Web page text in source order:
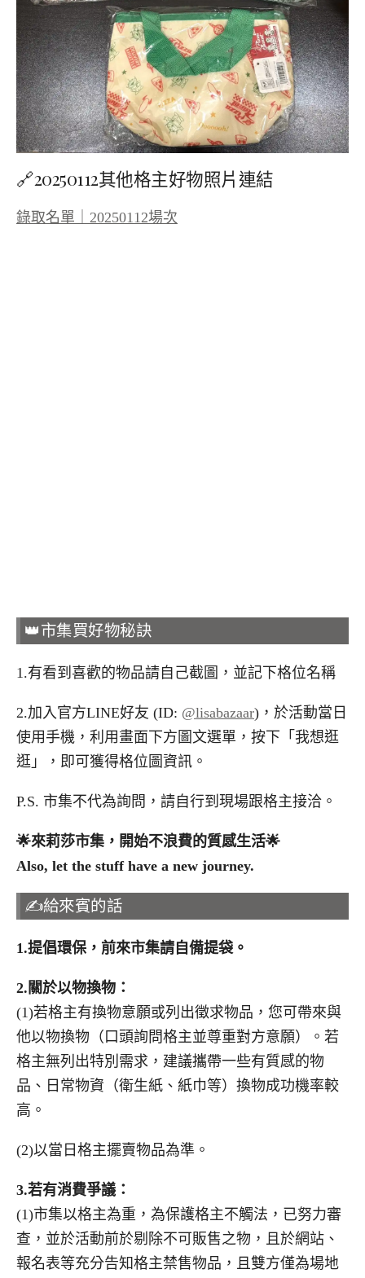
🔗20250112其他格主好物照片連結
錄取名單｜20250112場次
👑市集買好物秘訣
1.有看到喜歡的物品請自己截圖，並記下格位名稱
2.加入官方LINE好友 (ID: @lisabazaar)，於活動當日
使用手機，利用畫面下方圖文選單，按下「我想逛
逛」，即可獲得格位圖資訊。
P.S. 市集不代為詢問，請自行到現場跟格主接洽。
🌟來莉莎市集，開始不浪費的質感生活🌟
Also, let the stuff have a new journey.
✍️給來賓的話
1.提倡環保，前來市集請自備提袋。
2. 關於以物換物：
(1)若格主有換物意願或列出徵求物品，您可帶來與
他以物換物（口頭詢問格主並尊重對方意願）。若
格主無列出特別需求，建議攜帶一些有質感的物
品、日常物資（衛生紙、紙巾等）換物成功機率較
高。
(2)以當日格主擺賣物品為準。
3.若有消費爭議：
(1)市集以格主為重，為保護格主不觸法，已努力審
查，並於活動前於剔除不可販售之物，且於網站、
報名表等充分告知格主禁售物品，且雙方僅為場地